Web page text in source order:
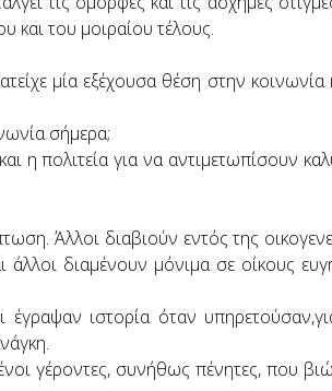
του μοιραίου τέλους.
μία εξέχουσα θέση στην κοινωνία
σήμερα;
η πολιτεία για να αντιμετωπίσουν
Άλλοι διαβιούν εντός της
άλλοι διαμένουν μόνιμα σε οίκους
ιστορία όταν
γέροντες, συνήθως πένητες, που